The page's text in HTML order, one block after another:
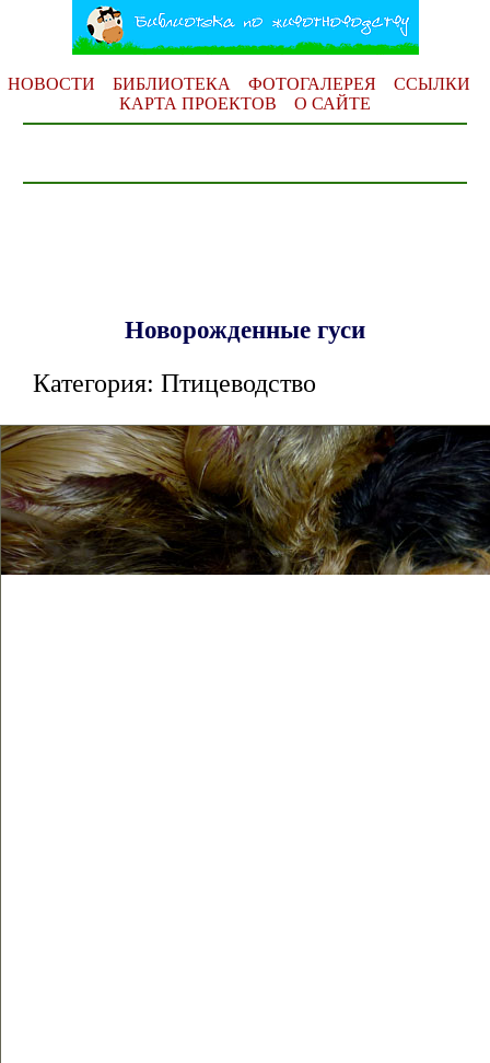
НОВОСТИ БИБЛИОТЕКА ФОТОГАЛЕРЕЯ
ССЫЛКИ
КАРТА ПРОЕКТОВ
О САЙТЕ
Новорожденные гуси
Категория: Птицеводство